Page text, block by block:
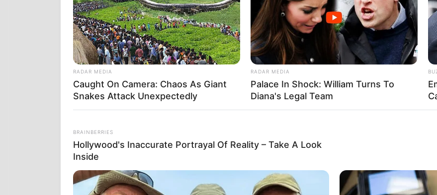
Το ρολόι μετράει δυσοίωνα αντίστροφα για ένα γεγονός βιβλικών
γνωστό απλώς ως «ΤΟ ΓΕΓΟΝΟΣ». Αυτό το όνομα, αν και υποδηλώνει
αταξία, στην πραγματικότητα κρύβει μια προσεκτικά σχεδιασμένη
έχει σκοπό να ανατρέψει τα θεμέλια μιας μακροχρόνιας, μυστικής
ο κόσμος παραμένει μέσα στην άγνοια, σκαρφαλωμένος στην άκρη
ενορχηστρώνουν γεγονότα από τα παρασκήνια του παγκόσμιου θεάτρου.
στρατιωτικής μηχανής έχουν σιωπηλά ακονίσει τα σπαθιά τους. Στόχος τους;
στρατηγικές τοποθεσίες που προσδιορίζονται ως προπύργια μιας σκοτεινής
RADAR MEDIA
Caught On Camera: Chaos As Giant
Snakes Attack Unexpectedly
RADAR MEDIA
Palace In Shock: William Turns To
Diana's Legal Team
BRAINBERRIES
Hollywood's Inaccurate Portrayal Of Reality – Take A Look
Inside